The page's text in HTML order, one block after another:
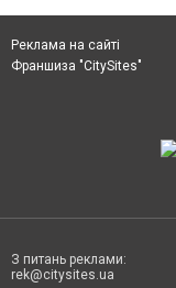
Реклама на сайті
Франшиза "CitySites"
З питань реклами:
rek@citysites.ua